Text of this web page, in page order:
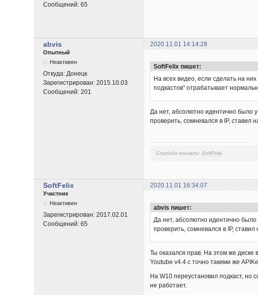
Сообщений:65
abvis 2020.11.01 14:14:28
Опытный
Неактивен
Откуда:Донецк
Зарегистрирован:2015.10.03
Сообщений:201
SoftFelix пишет:
На всех видео, если сделать на
подкастов" отрабатывает
Да нет, абсолютно идентично было
проверить, сомневался в IP, ставил
Спасибо сказали:SoftFelix
SoftFelix 2020.11.01 16:34:07
Участник
Неактивен
Зарегистрирован:2017.02.01
Сообщений:65
abvis пишет:
Да нет, абсолютно идентично было
проверить, сомневался в IP,
Ты оказался прав. На этом же диске
Youtube v4.4 с точно такими же
На W10 переустановил подкаст, но
не работает.